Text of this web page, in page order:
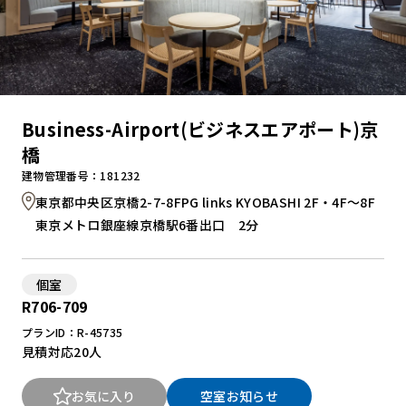
オフィススタイルから探す
受付時間 平日9:00～18:00
お問い合わせフォーム
よくある質問
Business-Airport(ビジネスエアポート)京
橋
建物管理番号：181232
東京都中央区京橋2-7-8FPG links KYOBASHI 2F・4F～8F
東京メトロ銀座線京橋駅6番出口 2分
個室
R706-709
プランID：R-45735
見積対応20人
お気に入り 空室お知らせ